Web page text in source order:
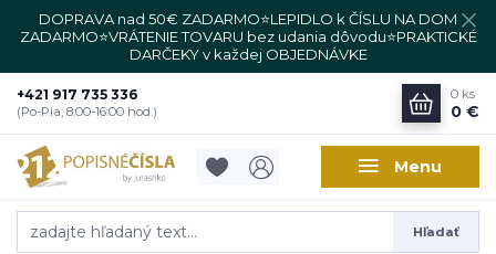
DOPRAVA nad 50€ ZADARMO⭐LEPIDLO k ČÍSLU NA DOM
ZADARMO⭐VRÁTENIE TOVARU bez udania dôvodu⭐PRAKTICKÉ
DARČEKY v každej OBJEDNÁVKE
Menu
Hľadať
+421 917 735 336
(Po-Pia, 8:00-16:00 hod.)
0 ks
0 €